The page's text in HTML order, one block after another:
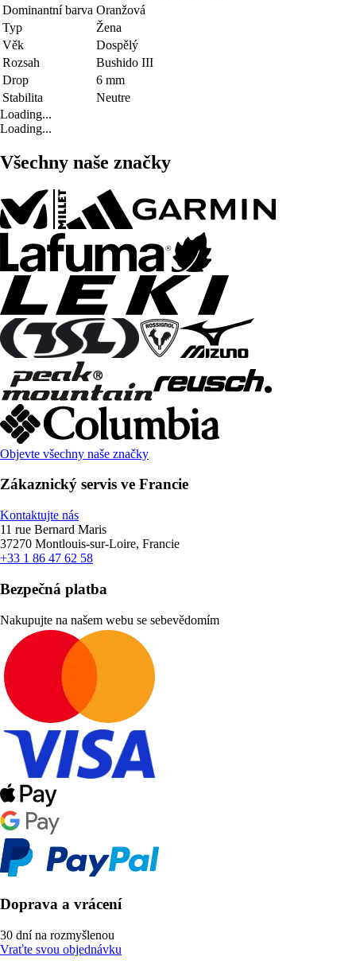
Dominantní barva Oranžová
Typ
Žena
Věk
Dospělý
Rozsah
Bushido III
Drop
6 mm
Stabilita
Neutre
Loading...
Loading...
Všechny naše značky
Objevte všechny naše značky
Zákaznický servis ve Francie
Kontaktujte nás
11 rue Bernard Maris
37270 Montlouis-sur-Loire, Francie
+33 1 86 47 62 58
Bezpečná platba
Nakupujte na našem webu se sebevědomím
Doprava a vrácení
30 dní na rozmyšlenou
Vraťte svou objednávku